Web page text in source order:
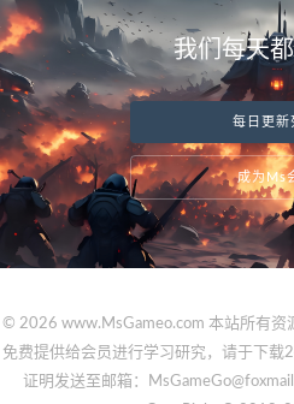
我们每天
每日更新
成为Ms
© 2026 www.MsGameo.com 本站所有资
免费提供给会员进行学习研究，请于下载
证明发送至邮箱：